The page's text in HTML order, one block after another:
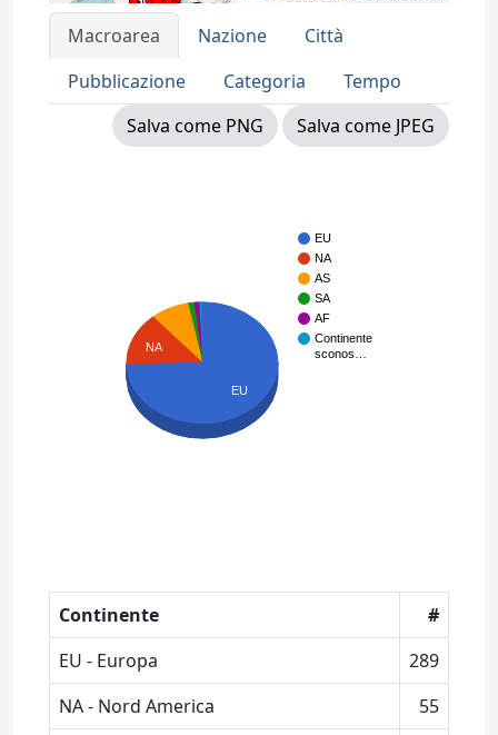
Macroarea Nazione
Città
Pubblicazione
Categoria
Tempo
Salva come PNG
Salva come JPEG
EU
NA
AS
SA
AF
Continente
sconos…
NA
EU
Continente
#
EU - Europa
289
NA - Nord America
55